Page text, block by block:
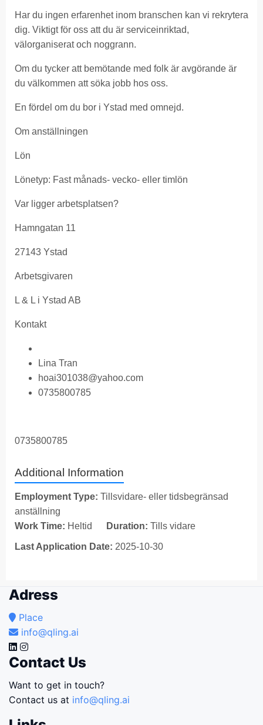
Har du ingen erfarenhet inom branschen kan vi rekrytera
dig. Viktigt för oss att du är serviceinriktad,
välorganiserat och noggrann.
Om du tycker att bemötande med folk är avgörande är
du välkommen att söka jobb hos oss.
En fördel om du bor i Ystad med omnejd.
Om anställningen
Lön
Lönetyp: Fast månads- vecko- eller timlön
Var ligger arbetsplatsen?
Hamngatan 11
27143 Ystad
Arbetsgivaren
L & L i Ystad AB
Kontakt
Lina Tran
hoai301038@yahoo.com
0735800785
0735800785
Additional Information
Employment Type: Tillsvidare- eller tidsbegränsad
anställning
Work Time: Heltid Duration: Tills vidare
Last Application Date: 2025-10-30
Adress
Place
info@qling.ai
Contact Us
Want to get in touch?
Contact us at info@qling.ai